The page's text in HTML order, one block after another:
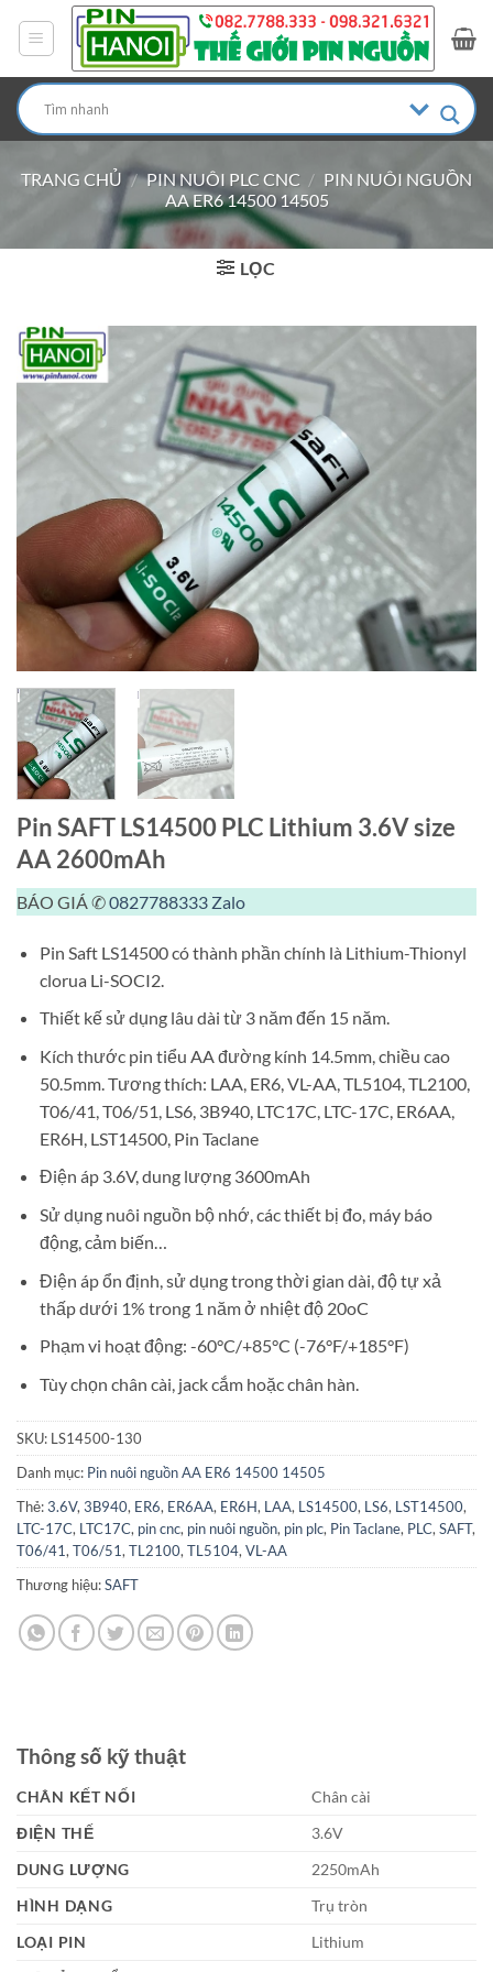
dung
TRANG CHỦ / PIN NUÔI PLC CNC / PIN NUÔI NGUỒN
AA ER6 14500 14505
LỌC
Pin SAFT LS14500 PLC Lithium 3.6V size
AA 2600mAh
BÁO GIÁ ✆0827788333 Zalo
Pin Saft LS14500 có thành phần chính là Lithium-Thionyl
clorua Li-SOCI2.
Thiết kế sử dụng lâu dài từ 3 năm đến 15 năm.
Kích thước pin tiểu AA đường kính 14.5mm, chiều cao
50.5mm. Tương thích: LAA, ER6, VL-AA, TL5104, TL2100,
T06/41, T06/51, LS6, 3B940, LTC17C, LTC-17C, ER6AA,
ER6H, LST14500, Pin Taclane
Điện áp 3.6V, dung lượng 3600mAh
Sử dụng nuôi nguồn bộ nhớ, các thiết bị đo, máy báo
động, cảm biến…
Điện áp ổn định, sử dụng trong thời gian dài, độ tự xả
thấp dưới 1% trong 1 năm ở nhiệt độ 20oC
Phạm vi hoạt động: -60°C/+85°C (-76°F/+185°F)
Tùy chọn chân cài, jack cắm hoặc chân hàn.
SKU: LS14500-130
Danh mục: Pin nuôi nguồn AA ER6 14500 14505
Thẻ:3.6V, 3B940, ER6, ER6AA, ER6H, LAA, LS14500, LS6, LST14500,
LTC-17C, LTC17C, pin cnc, pin nuôi nguồn, pin plc, Pin Taclane, PLC, SAFT,
T06/41, T06/51, TL2100, TL5104, VL-AA
Thương hiệu:SAFT
Thông số kỹ thuật
CHÂN KẾT NỐI
Chân cài
ĐIỆN THẾ
3.6V
DUNG LƯỢNG
2250mAh
HÌNH DẠNG
Trụ tròn
LOẠI PIN
Lithium